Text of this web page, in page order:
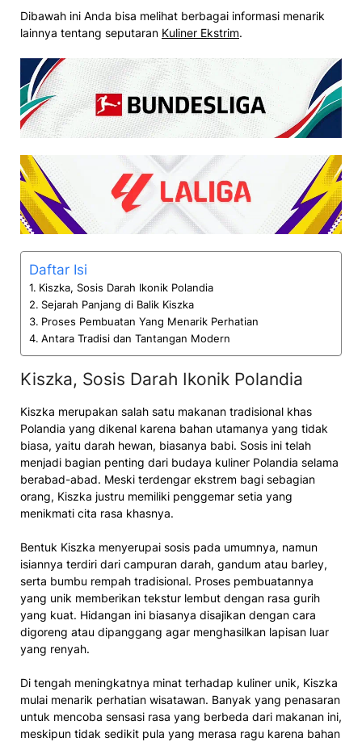
Dibawah ini Anda bisa melihat berbagai informasi menarik
lainnya tentang seputaran Kuliner Ekstrim.
Daftar Isi
Kiszka, Sosis Darah Ikonik Polandia
Sejarah Panjang di Balik Kiszka
Proses Pembuatan Yang Menarik Perhatian
Antara Tradisi dan Tantangan Modern
Kiszka, Sosis Darah Ikonik Polandia
Kiszka merupakan salah satu makanan tradisional khas
Polandia yang dikenal karena bahan utamanya yang tidak
biasa, yaitu darah hewan, biasanya babi. Sosis ini telah
menjadi bagian penting dari budaya kuliner Polandia selama
berabad-abad. Meski terdengar ekstrem bagi sebagian
orang, Kiszka justru memiliki penggemar setia yang
menikmati cita rasa khasnya.
Bentuk Kiszka menyerupai sosis pada umumnya, namun
isiannya terdiri dari campuran darah, gandum atau barley,
serta bumbu rempah tradisional. Proses pembuatannya
yang unik memberikan tekstur lembut dengan rasa gurih
yang kuat. Hidangan ini biasanya disajikan dengan cara
digoreng atau dipanggang agar menghasilkan lapisan luar
yang renyah.
Di tengah meningkatnya minat terhadap kuliner unik, Kiszka
mulai menarik perhatian wisatawan. Banyak yang penasaran
untuk mencoba sensasi rasa yang berbeda dari makanan ini,
meskipun tidak sedikit pula yang merasa ragu karena bahan